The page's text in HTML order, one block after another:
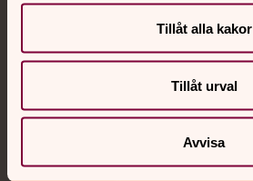
Tillåt alla kakor
Tillåt urval
Avvisa
Digitalt brev
Svenska kyrkan